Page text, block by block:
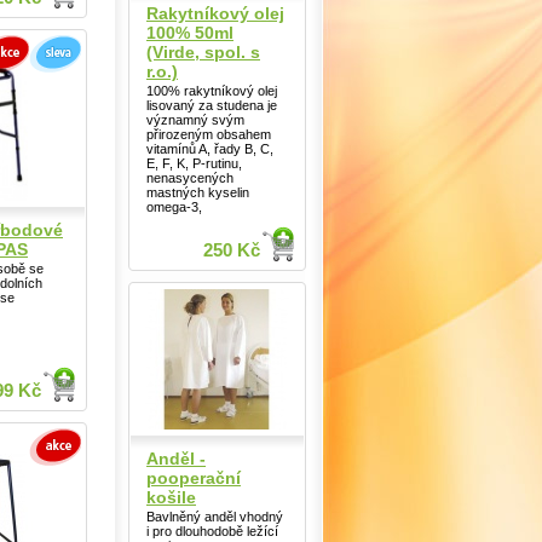
se
Kč
Rakytníkový olej
100% 50ml
(Virde, spol. s
r.o.)
100% rakytníkový olej
lisovaný za studena je
významný svým
přirozeným obsahem
vitamínů A, řady B, C,
E, F, K, P-rutinu,
nenasycených
mastných kyselin
omega-3,
250 Kč
Anděl -
pooperační
košile
Bavlněný anděl vhodný
i pro dlouhodobě ležící